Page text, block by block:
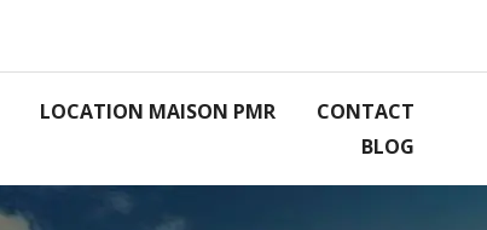
LOCATION MAISON PMR
CONTACT
BLOG